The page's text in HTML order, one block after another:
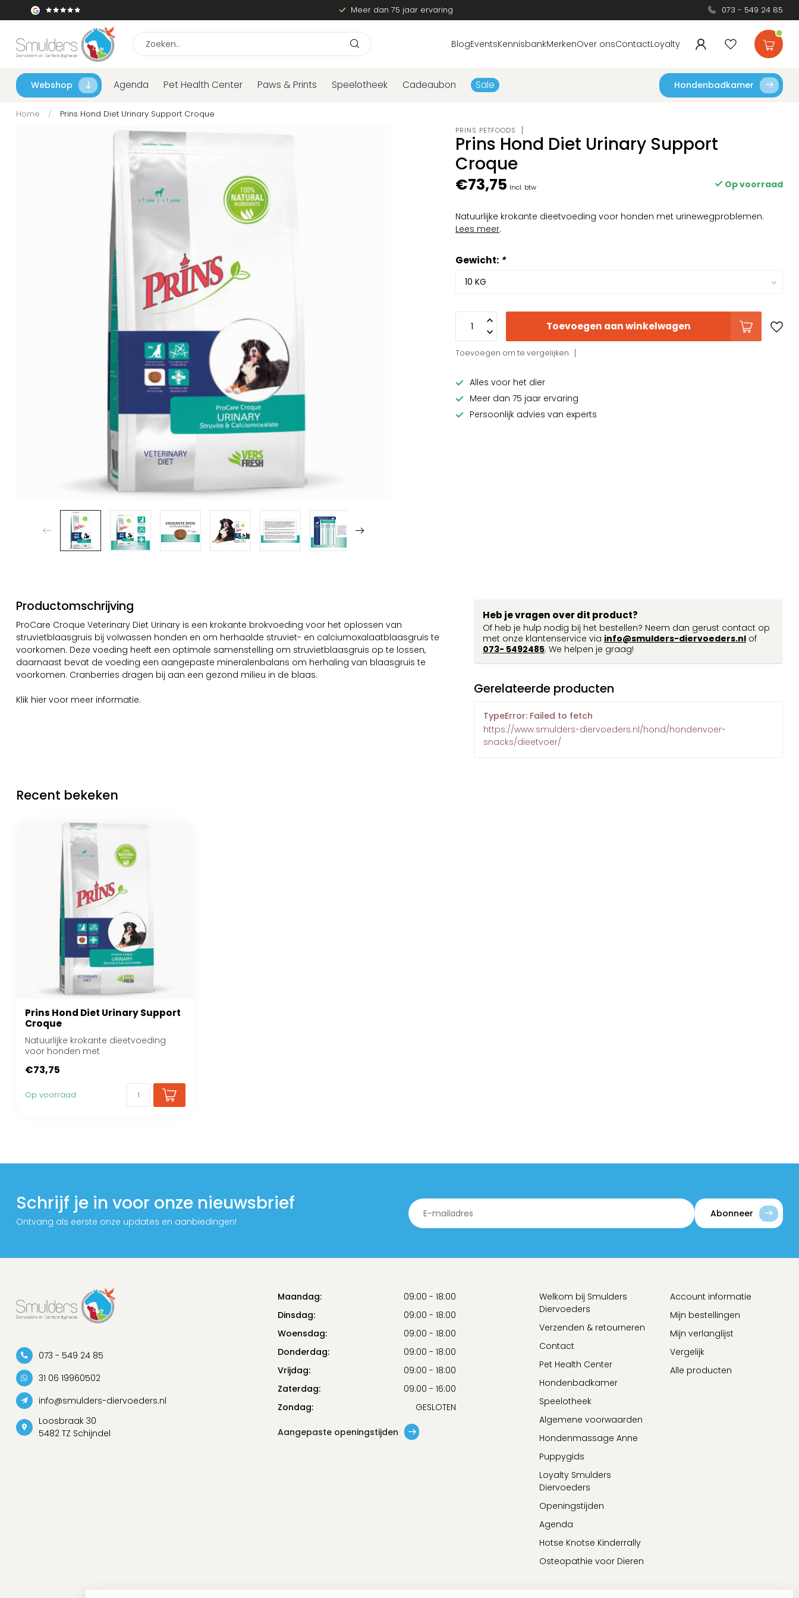
Meer dan 75 jaar ervaring 073 - 549 24 85
BlogEventsKennisbankMerkenOver onsContactLoyalty
Webshop Agenda Pet Health Center Paws & Prints Speelotheek Cadeaubon Sale Hondenbadkamer
Home / Prins Hond Diet Urinary Support Croque
PRINS PETFOODS
Prins Hond Diet Urinary Support
Croque
€73,75 Incl. btw Op voorraad
Natuurlijke krokante dieetvoeding voor honden met urinewegproblemen.
Lees meer.
Gewicht: *
Toevoegen aan winkelwagen
Toevoegen om te vergelijken
Alles voor het dier
Meer dan 75 jaar ervaring
Persoonlijk advies van experts
Productomschrijving
ProCare Croque Veterinary Diet Urinary is een krokante brokvoeding voor het oplossen van
struvietblaasgruis bij volwassen honden en om herhaalde struviet- en calciumoxalaatblaasgruis te
voorkomen. Deze voeding heeft een optimale samenstelling om struvietblaasgruis op te lossen,
daarnaast bevat de voeding een aangepaste mineralenbalans om herhaling van blaasgruis te
voorkomen. Cranberries dragen bij aan een gezond milieu in de blaas.
Klik hier voor meer informatie.
Heb je vragen over dit product?
Of heb je hulp nodig bij het bestellen? Neem dan gerust contact op
met onze klantenservice via info@smulders-diervoeders.nl of
073- 5492485. We helpen je graag!
Gerelateerde producten
TypeError: Failed to fetch
https://www.smulders-diervoeders.nl/hond/hondenvoer-
snacks/dieetvoer/
Recent bekeken
Prins Hond Diet Urinary Support
Croque
Natuurlijke krokante dieetvoeding
voor honden met
€73,75
Op voorraad
Schrijf je in voor onze nieuwsbrief
Ontvang als eerste onze updates en aanbiedingen!
Abonneer
073 - 549 24 85
31 06 19960502
info@smulders-diervoeders.nl
Loosbraak 30
5482 TZ Schijndel
Maandag:
09:00 - 18:00
Dinsdag:
09:00 - 18:00
Woensdag:
09:00 - 18:00
Donderdag:
09:00 - 18:00
Vrijdag:
09:00 - 18:00
Zaterdag:
09:00 - 16:00
Zondag:
GESLOTEN
Aangepaste openingstijden
Welkom bij Smulders
Diervoeders
Verzenden & retourneren
Contact
Pet Health Center
Hondenbadkamer
Speelotheek
Algemene voorwaarden
Hondenmassage Anne
Puppygids
Loyalty Smulders
Diervoeders
Openingstijden
Agenda
Hotse Knotse Kinderrally
Osteopathie voor Dieren
Account informatie
Mijn bestellingen
Mijn verlanglijst
Vergelijk
Alle producten